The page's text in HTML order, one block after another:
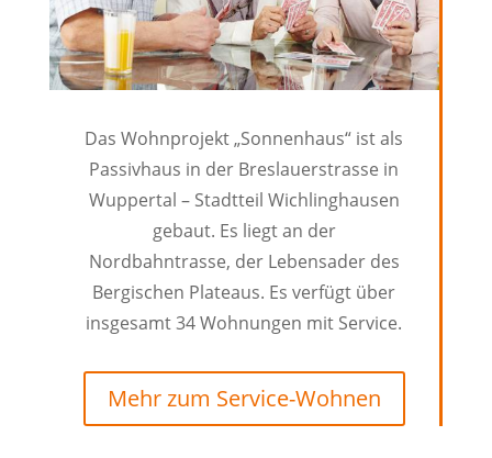
Das Wohnprojekt „Sonnenhaus“ ist als
Passivhaus in der Breslauerstrasse in
Wuppertal – Stadtteil Wichlinghausen
gebaut. Es liegt an der
Nordbahntrasse, der Lebensader des
Bergischen Plateaus. Es verfügt über
insgesamt 34 Wohnungen mit Service.
Mehr zum Service-Wohnen